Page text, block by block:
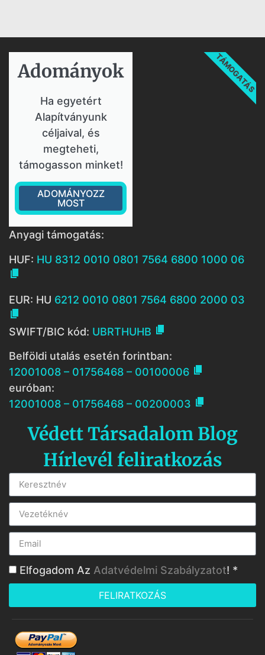
Adományok​
Ha egyetért
Alapítványunk
céljaival, és
megteheti,
támogasson minket!
ADOMÁNYOZZ
MOST
TÁMOGATÁS
Anyagi támogatás:
HUF: HU 8312 0010 0801 7564 6800 1000 06

EUR: HU 6212 0010 0801 7564 6800 2000 03

SWIFT/BIC kód: UBRTHUHB 
Belföldi utalás esetén forintban:
12001008 – 01756468 – 00100006 
euróban:
12001008 – 01756468 – 00200003 
Védett Társadalom Blog
Hírlevél feliratkozás
Elfogadom Az Adatvédelmi Szabályzatot! *
FELIRATKOZÁS